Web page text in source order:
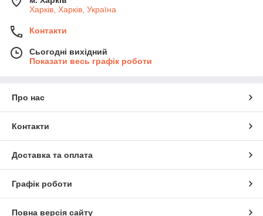
Харків, Харків, Україна
Контакти
Сьогодні вихідний
Показати весь графік роботи
Про нас
Контакти
Доставка та оплата
Графік роботи
Повна версія сайту